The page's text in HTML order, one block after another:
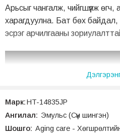
Арьсыг чангалж, чийгшүүлж
харагдуулна. Бат бөх
эсрэг арчилгааны
Марк:HT-14835JP
Ангилал: Эмульс (Сүүн шингэн)
Шошго: Aging care -